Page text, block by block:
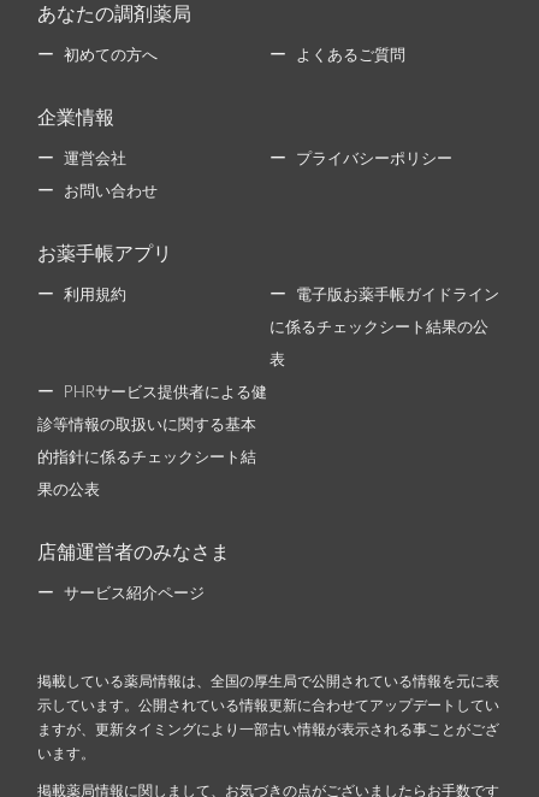
あなたの調剤薬局
初めての方へ よくあるご質問
企業情報
運営会社 プライバシーポリシー
お問い合わせ
お薬手帳アプリ
利用規約 電子版お薬手帳ガイドライン
に係るチェックシート結果の公
表
PHRサービス提供者による健
診等情報の取扱いに関する基本
的指針に係るチェックシート結
果の公表
店舗運営者のみなさま
サービス紹介ページ
掲載している薬局情報は、全国の厚生局で公開されている情報を元に表
示しています。公開されている情報更新に合わせてアップデートしてい
ますが、更新タイミングにより一部古い情報が表示される事ことがござ
います。
掲載薬局情報に関しまして、お気づきの点がございましたらお手数です